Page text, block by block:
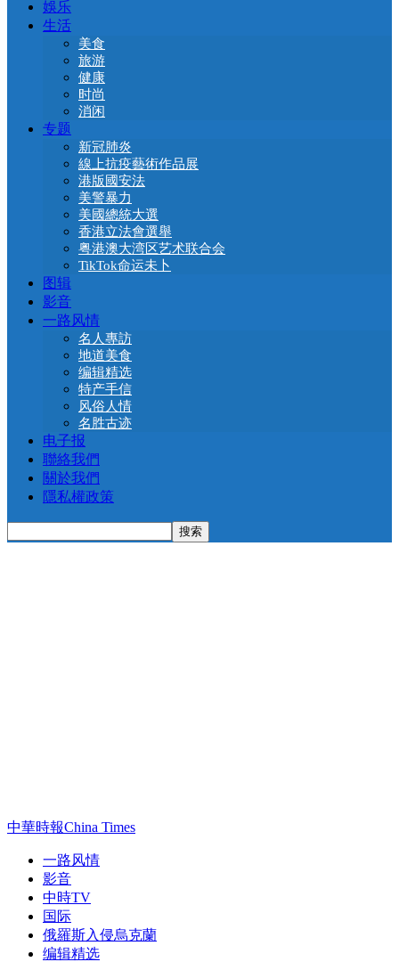
娛乐
生活
美食
旅游
健康
时尚
消闲
专题
新冠肺炎
線上抗疫藝術作品展
港版國安法
美警暴力
美國總統大選
香港立法會選舉
粤港澳大湾区艺术联合会
TikTok命运未卜
图辑
影音
一路风情
名人專訪
地道美食
编辑精选
特产手信
风俗人情
名胜古迹
电子报
聯絡我們
關於我們
隱私權政策
中華時報China Times
一路风情
影音
中時TV
国际
俄羅斯入侵烏克蘭
编辑精选